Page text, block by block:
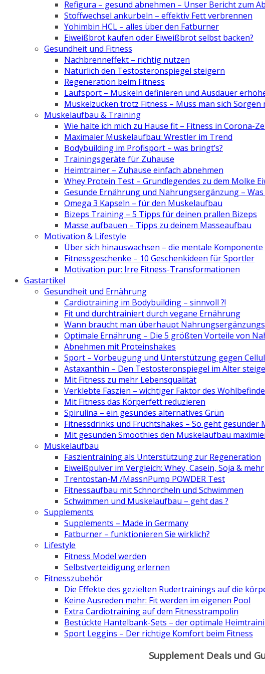
Refigura – gesund abnehmen – Unser Bericht zum
Stoffwechsel ankurbeln – effektiv Fett verbrennen
Yohimbin HCL – alles über den Fatburner
Eiweißbrot kaufen oder Eiweißbrot selbst backen?
Gesundheit und Fitness
Nachbrenneffekt – richtig nutzen
Natürlich den Testosteronspiegel steigern
Regeneration beim Fitness
Laufsport – Muskeln definieren und Ausdauer
Muskelzucken trotz Fitness – Muss man sich Sorgen
Muskelaufbau & Training
Wie halte ich mich zu Hause fit – Fitness in Corona-
Maximaler Muskelaufbau: Wrestler im Trend
Bodybuilding im Profisport – was bringt’s?
Trainingsgeräte für Zuhause
Heimtrainer – Zuhause einfach abnehmen
Whey Protein Test – Grundlegendes zu dem Molke
Gesunde Ernährung und Nahrungsergänzung –
Omega 3 Kapseln – für den Muskelaufbau
Bizeps Training – 5 Tipps für deinen prallen Bizeps
Masse aufbauen – Tipps zu deinem Masseaufbau
Motivation & Lifestyle
Über sich hinauswachsen – die mentale
Fitnessgeschenke – 10 Geschenkideen für Sportler
Motivation pur: Irre Fitness-Transformationen
Gastartikel
Gesundheit und Ernährung
Cardiotraining im Bodybuilding – sinnvoll ?!
Fit und durchtrainiert durch vegane Ernährung
Wann braucht man überhaupt
Optimale Ernährung – Die 5 größten Vorteile von
Abnehmen mit Proteinshakes
Sport – Vorbeugung und Unterstützung gegen
Astaxanthin – Den Testosteronspiegel im Alter
Mit Fitness zu mehr Lebensqualität
Verklebte Faszien – wichtiger Faktor des
Mit Fitness das Körperfett reduzieren
Spirulina – ein gesundes alternatives Grün
Fitnessdrinks und Fruchtshakes – So geht gesunder
Mit gesunden Smoothies den Muskelaufbau
Muskelaufbau
Faszientraining als Unterstützung zur Regeneration
Eiweißpulver im Vergleich: Whey, Casein, Soja & mehr
Trentostan-M /MassnPump POWDER Test
Fitnessaufbau mit Schnorcheln und Schwimmen
Schwimmen und Muskelaufbau – geht das ?
Supplements
Supplements – Made in Germany
Fatburner – funktionieren Sie wirklich?
Lifestyle
Fitness Model werden
Selbstverteidigung erlernen
Fitnesszubehör
Die Effekte des gezielten Rudertrainings auf die
Keine Ausreden mehr: Fit werden im eigenen Pool
Extra Cardiotraining auf dem Fitnesstrampolin
Bestückte Hantelbank-Sets – der optimale
Sport Leggins – Der richtige Komfort beim Fitness
Supplement Deals und